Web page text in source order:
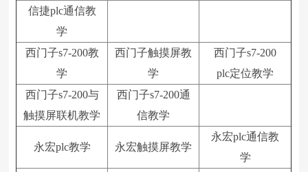
信捷plc通信教
学
西门子s7-200教
学
西门子触摸屏教
学
西门子s7-200
plc定位教学
西门子s7-200与
触摸屏联机教学
西门子s7-200通
信教学
永宏plc教学 永宏触摸屏教学
永宏plc通信教
学